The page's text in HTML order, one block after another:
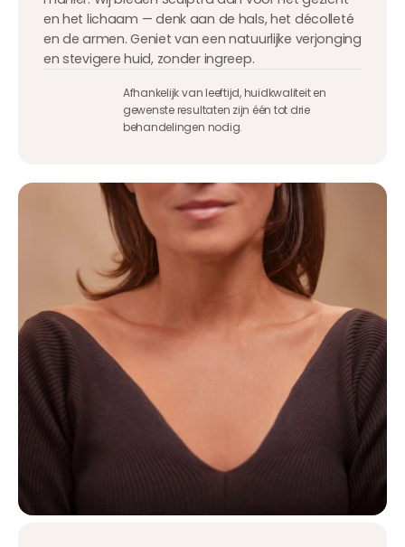
en het lichaam — denk aan de hals, het décolleté
en de armen. Geniet van een natuurlijke verjonging
en stevigere huid, zonder ingreep.
Afhankelijk van leeftijd, huidkwaliteit en
gewenste resultaten zijn één tot drie
behandelingen nodig.